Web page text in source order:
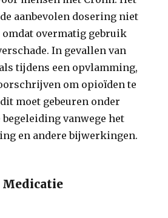
aanbevolen dosering niet
overmatig gebruik
In gevallen van
tijdens een opvlamming,
om opioïden te
moet gebeuren onder
vanwege het
en andere bijwerkingen.